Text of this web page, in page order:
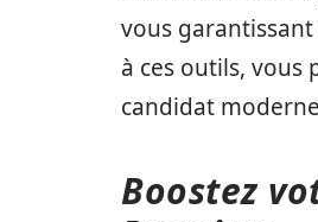
vous
à ces outils,
candidat
Boostez